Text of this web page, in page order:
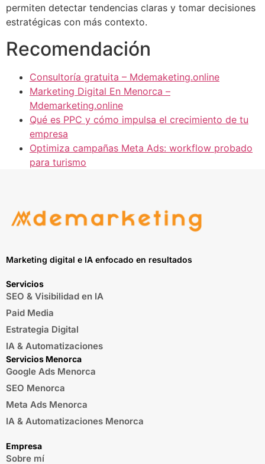
permiten detectar tendencias claras y tomar decisiones
estratégicas con más contexto.
Recomendación
Consultoría gratuita – Mdemaketing.online
Marketing Digital En Menorca –
Mdemarketing.online
Qué es PPC y cómo impulsa el crecimiento de tu
empresa
Optimiza campañas Meta Ads: workflow probado
para turismo
Marketing digital e IA enfocado en resultados
Servicios
SEO & Visibilidad en IA
Paid Media
Estrategia Digital
IA & Automatizaciones
Servicios Menorca
Google Ads Menorca
SEO Menorca
Meta Ads Menorca
IA & Automatizaciones Menorca
Empresa
Sobre mí